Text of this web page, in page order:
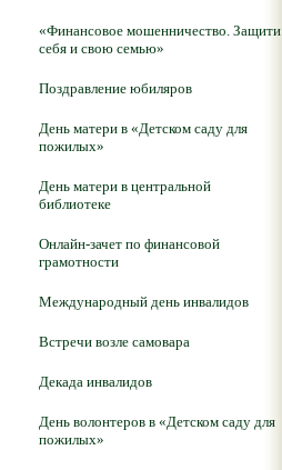
«Финансовое мошенничество. Защити
себя и свою семью»
Поздравление юбиляров
День матери в «Детском саду для
пожилых»
День матери в центральной
библиотеке
Онлайн-зачет по финансовой
грамотности
Международный день инвалидов
Встречи возле самовара
Декада инвалидов
День волонтеров в «Детском саду для
пожилых»